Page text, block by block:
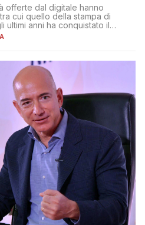
offerte dal digitale hanno
cui quello della stampa di
ultimi anni ha conquistato il
a sé, indipendentemente dagli
infatti, le aziende